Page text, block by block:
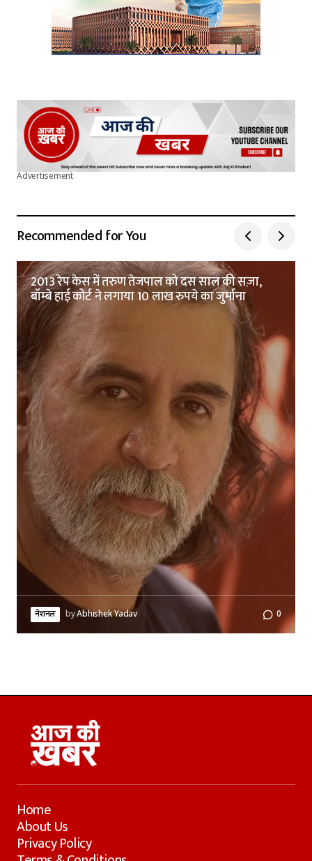
Advertisement
Recommended for You
2013 रेप केस में तरुण तेजपाल को दस साल की सज़ा,
बॉम्बे हाई कोर्ट ने लगाया 10 लाख रुपये का जुर्माना
नेशनल byAbhishek Yadav 0
Home
About Us
Privacy Policy